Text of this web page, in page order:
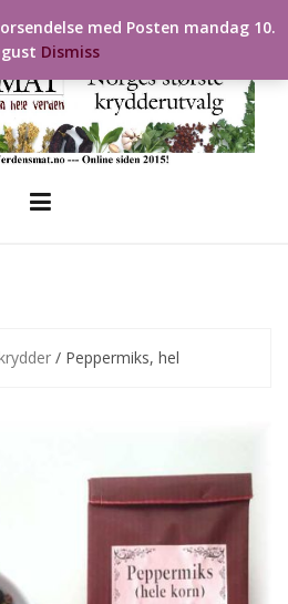
/ Peppermiks, hel
med Posten mandag 10.
Dismiss